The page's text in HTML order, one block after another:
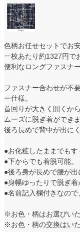
色柄お任せセットでお
一枚あたり約1327円で
便利なロングファスナ
ファスナー合わせが不
ー仕様。
首回りが大きく開くか
ムーズに脱ぎ着ができま
後ろ長めで背中が出に
●お化粧したままでもす
●下からでも着脱可能。
●後ろ身が長めで腰が出
●身幅ゆったりで脱ぎ着
●名前記入欄付きなので
※お色・柄はお選びい
※お色・柄の交換はいた